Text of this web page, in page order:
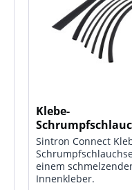
Klebe-
Größen, 3.2 -...
Sintron Connect
einem
Innenkleber.